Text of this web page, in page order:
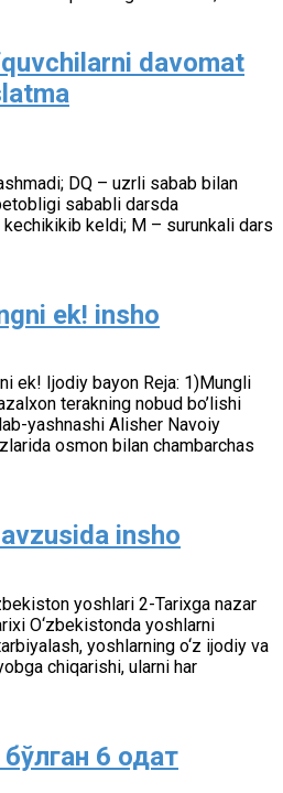
davomat
DQ – uzrli sabab bilan
sababli darsda
keldi; M – surunkali dars
ek! insho
ek! Ijodiy bayon Reja: 1)Mungli
terakning nobud bo’lishi
yashnashi Alisher Navoiy
osmon bilan chambarchas
insho
yoshlari 2-Tarixga nazar
O‘zbekistonda yoshlarni
yoshlarning o‘z ijodiy va
chiqarishi, ularni har
6 одат